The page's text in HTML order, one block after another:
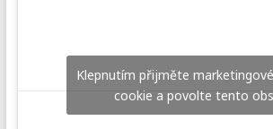
Klepnutím přijměte
cookie a povolte tento